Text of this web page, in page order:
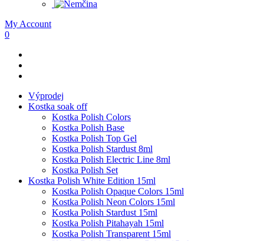
My Account
0
Výprodej
Kostka soak off
Kostka Polish Colors
Kostka Polish Base
Kostka Polish Top Gel
Kostka Polish Stardust 8ml
Kostka Polish Electric Line 8ml
Kostka Polish Set
Kostka Polish White Edition 15ml
Kostka Polish Opaque Colors 15ml
Kostka Polish Neon Colors 15ml
Kostka Polish Stardust 15ml
Kostka Polish Pitahayah 15ml
Kostka Polish Transparent 15ml